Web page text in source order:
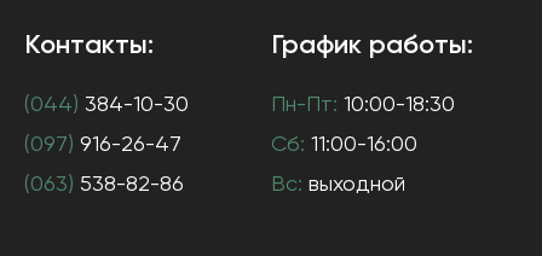
Контакты:
(044) 384-10-30
(097) 916-26-47
(063) 538-82-86
График работы:
Пн-Пт: 10:00-18:30
Сб: 11:00-16:00
Вс: выходной